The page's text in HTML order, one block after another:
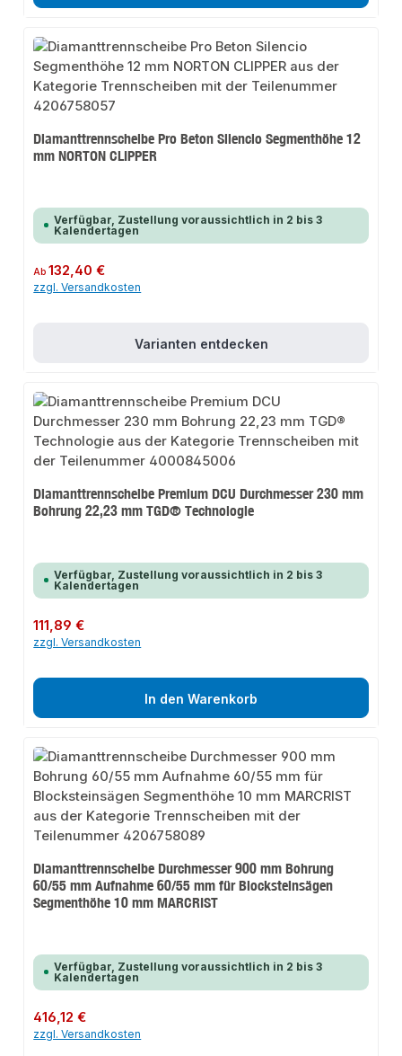
Diamanttrennscheibe Pro Beton Silencio Segmenthöhe 12
mm NORTON CLIPPER
Verfügbar, Zustellung voraussichtlich in 2 bis 3
Kalendertagen
Regulärer Preis:
Ab132,40 €
zzgl. Versandkosten
Varianten entdecken
Diamanttrennscheibe Premium DCU Durchmesser 230 mm
Bohrung 22,23 mm TGD® Technologie
Verfügbar, Zustellung voraussichtlich in 2 bis 3
Kalendertagen
Regulärer Preis:
111,89 €
zzgl. Versandkosten
In den Warenkorb
Diamanttrennscheibe Durchmesser 900 mm Bohrung
60/55 mm Aufnahme 60/55 mm für Blocksteinsägen
Segmenthöhe 10 mm MARCRIST
Verfügbar, Zustellung voraussichtlich in 2 bis 3
Kalendertagen
Regulärer Preis:
416,12 €
zzgl. Versandkosten